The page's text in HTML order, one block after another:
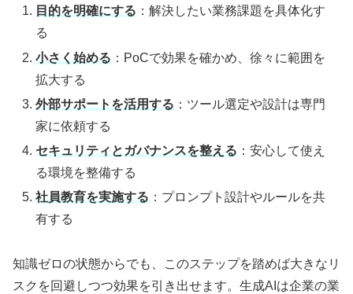
目的を明確にする ：解決したい業務課題を具体化す
る
小さく始める ：PoCで効果を確かめ、徐々に範囲を
拡大する
外部サポートを活用する ：ツール選定や設計は専門
家に依頼する
セキュリティとガバナンスを整える ：安心して使え
る環境を整備する
社員教育を実施する ：プロンプト設計やルールを共
有する
知識ゼロの状態からでも、このステップを踏めば大きなリ
スクを回避しつつ効果を引き出せます。生成AIは企業の業